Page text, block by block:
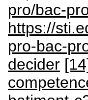
pro/bac-
https://
pro-bac-
decider